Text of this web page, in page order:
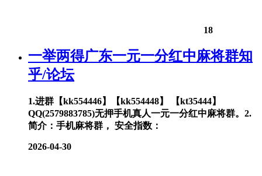
18
一举两得广东一元一分红中麻将群知
乎/论坛
1.进群【kk554446】【kk554448】 【kt35444】
QQ(2579883785)无押手机真人一元一分红中麻将群。2.
简介：手机麻将群， 安全指数：
2026-04-30